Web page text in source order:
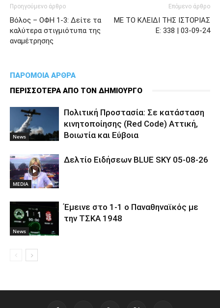
Προηγούμενο άρθρο
Βόλος – ΟΦΗ 1-3: Δείτε τα
καλύτερα στιγμιότυπα της
αναμέτρησης
Επόμενο άρθρο
ΜΕ ΤΟ ΚΛΕΙΔΙ ΤΗΣ ΙΣΤΟΡΙΑΣ
Ε: 338 | 03-09-24
ΠΑΡΟΜΟΙΑ ΑΡΘΡΑ
ΠΕΡΙΣΣΟΤΕΡΑ ΑΠΟ ΤΟΝ ΔΗΜΙΟΥΡΓΟ
News
Πολιτική Προστασία: Σε κατάσταση
κινητοποίησης (Red Code) Αττική,
Βοιωτία και Εύβοια
MEDIA
Δελτίο Ειδήσεων BLUE SKY 05-08-26
News
Έμεινε στο 1-1 ο Παναθηναϊκός με
την ΤΣΚΑ 1948